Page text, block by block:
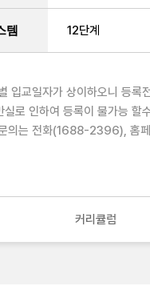
템 12단계
입교일자가 상이하오니 등록
실로 인하여 등록이 불가능
의는 전화(1688-2396), 홈페
커리큘럼